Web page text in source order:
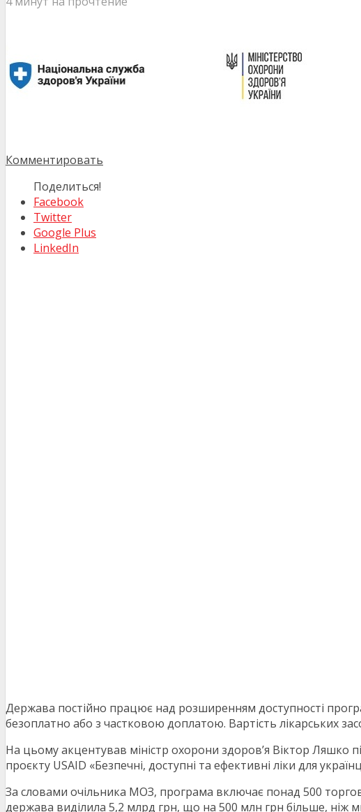
Комментировать
Поделиться!
Facebook
Twitter
Google Plus
LinkedIn
Держава постійно працює над розширенням доступності
безоплатно або з частковою доплатою. Вартість лікарських
На цьому акцентував міністр охорони здоров’я Віктор Ляшко
проєкту USAID «Безпечні, доступні та ефективні ліки для
За словами очільника МОЗ, програма включає понад 500
держава виділила 5,2 млрд грн, що на 500 млн грн більше, ніж